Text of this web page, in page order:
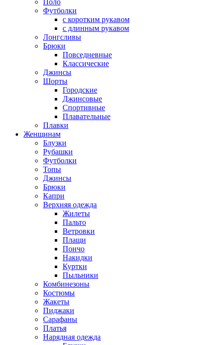
Футболки
с коротким рукавом
с длинным рукавом
Лонгсливы
Брюки
Повседневные
Классические
Джинсы
Шорты
Городские
Джинсовые
Спортивные
Плавательные
Плавки
Женщинам
Блузки
Рубашки
Футболки
Топы
Джинсы
Брюки
Капри
Верхняя одежда
Жилеты
Пальто
Ветровки
Плащи
Пончо
Накидки
Куртки
Пыльники
Комбинезоны
Костюмы
Жакеты
Пиджаки
Сарафаны
Платья
Нарядная одежда